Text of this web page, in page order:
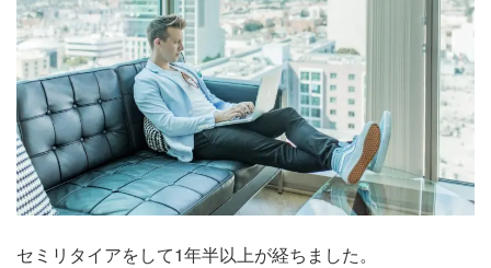
セミリタイアをして1年半以上が経ちました。